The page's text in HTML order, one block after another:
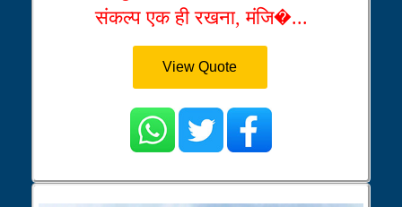
संकल्प एक ही रखना, मंजि�...
View Quote